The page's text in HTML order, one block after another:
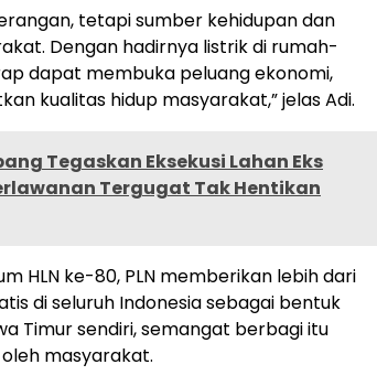
tetapi sumber kehidupan dan
Dengan hadirnya listrik di rumah-
dapat membuka peluang ekonomi,
kualitas hidup masyarakat,” jelas Adi.
Tegaskan Eksekusi Lahan Eks
Tergugat Tak Hentikan
HLN ke-80, PLN memberikan lebih dari
di seluruh Indonesia sebagai bentuk
Timur sendiri, semangat berbagi itu
masyarakat.